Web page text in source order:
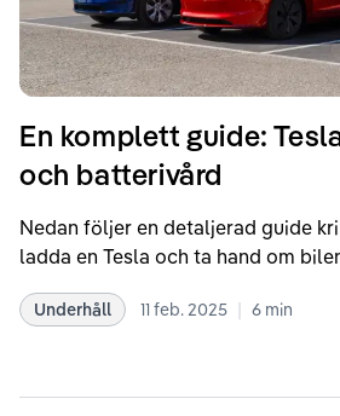
En komplett guide:
och batterivård
Nedan följer en detaljerad guide
ladda en Tesla och ta hand om
rekommendationer samt våra egna
att kolla Teslas officiella
Underhåll 11 feb. 2025 | 6 min